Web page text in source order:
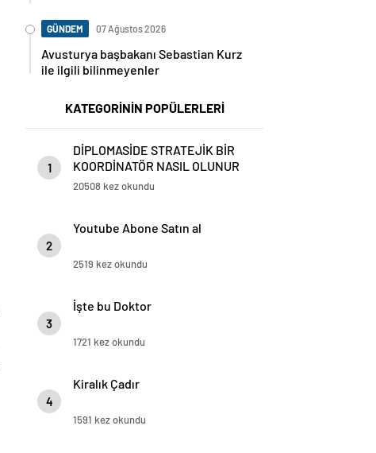
GÜNDEM 07 Ağustos 2026
Avusturya başbakanı Sebastian Kurz
ile ilgili bilinmeyenler
KATEGORİNİN POPÜLERLERİ
1
DİPLOMASİDE STRATEJİK BİR
KOORDİNATÖR NASIL OLUNUR
20508 kez okundu
2
Youtube Abone Satın al
2519 kez okundu
3
İşte bu Doktor
1721 kez okundu
4
Kiralık Çadır
1591 kez okundu